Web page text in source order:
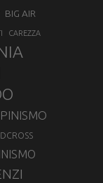
BIG AIR
CAREZZA